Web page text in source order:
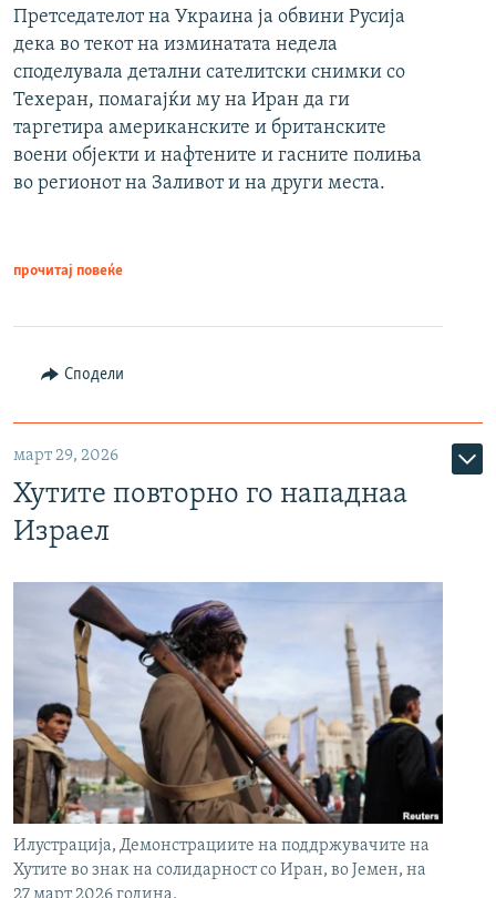
Претседателот на Украина ја обвини Русија
дека во текот на изминатата недела
споделувала детални сателитски снимки со
Техеран, помагајќи му на Иран да ги
таргетира американските и британските
воени објекти и нафтените и гасните полиња
во регионот на Заливот и на други места.
прочитај повеќе
Сподели
март 29, 2026
Хутите повторно го нападнаа
Израел
Илустрација, Демонстрациите на поддржувачите на
Хутите во знак на солидарност со Иран, во Јемен, на